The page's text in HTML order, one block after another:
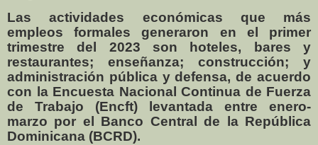
Las actividades económicas que más
empleos formales generaron en el primer
trimestre del 2023 son hoteles, bares y
restaurantes; enseñanza; construcción; y
administración pública y defensa, de acuerdo
con la Encuesta Nacional Continua de Fuerza
de Trabajo (Encft) levantada entre enero-
marzo por el Banco Central de la República
Dominicana (BCRD).